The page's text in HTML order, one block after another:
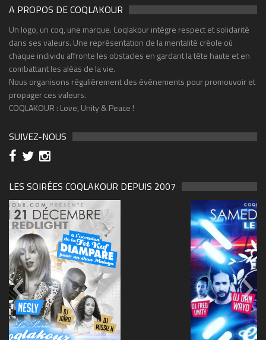
A PROPOS DE COQLAKOUR
Un logo, un coq, une marque. Coqlakour intègre respect et solidarité
dans ses valeurs. Une représentation de la mentalité créole où
chaque individu affronte les obstacles en gardant la tête haute et en
combattant les aléas de la vie.
Nous organisons régulièrement des événements pour promouvoir et
propager ces valeurs.
COQLAKOUR : Love, Unity & Peace !
SUIVEZ-NOUS
LES SOIRÉES COQLAKOUR DEPUIS 2007